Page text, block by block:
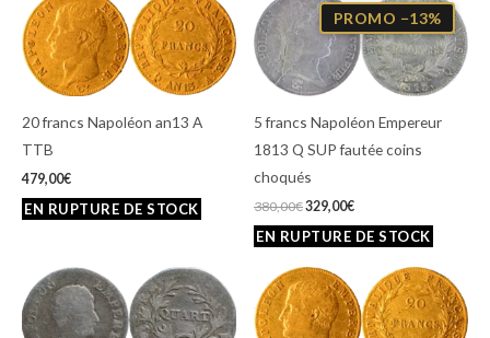
20 francs Napoléon an13 A
TTB
479,00€
PROMO −13%
5 francs Napoléon Empereur
1813 Q SUP fautée coins
choqués
380,00€
prix
initial
était :
380,00€.
329,00€
prix
actuel
est :
329,00€.